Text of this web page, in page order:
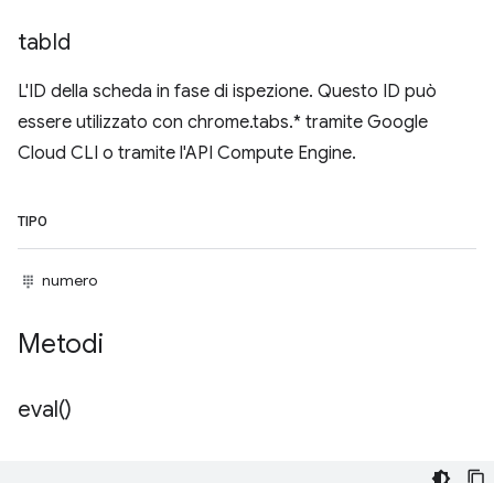
tabId
L'ID della scheda in fase di ispezione. Questo ID può
essere utilizzato con chrome.tabs.* tramite Google
Cloud CLI o tramite l'API Compute Engine.
TIPO
numero
Metodi
eval()